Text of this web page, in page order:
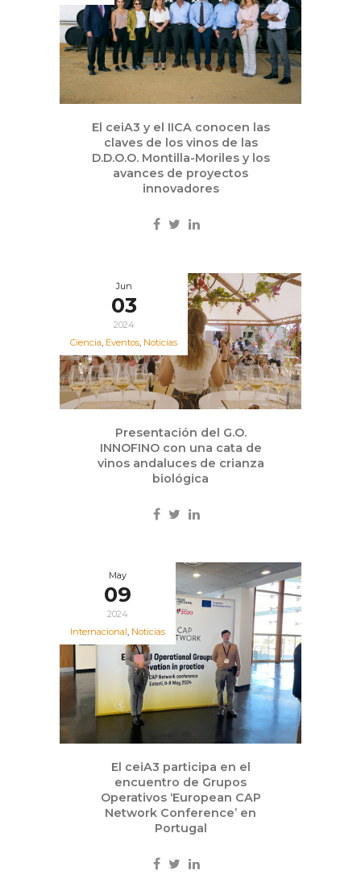
El ceiA3 y el IICA conocen las
claves de los vinos de las
D.D.O.O. Montilla-Moriles y los
avances de proyectos
innovadores
Jun
03
2024
Ciencia, Eventos, Noticias
Presentación del G.O.
INNOFINO con una cata de
vinos andaluces de crianza
biológica
May
09
2024
Internacional, Noticias
El ceiA3 participa en el
encuentro de Grupos
Operativos ‘European CAP
Network Conference’ en
Portugal